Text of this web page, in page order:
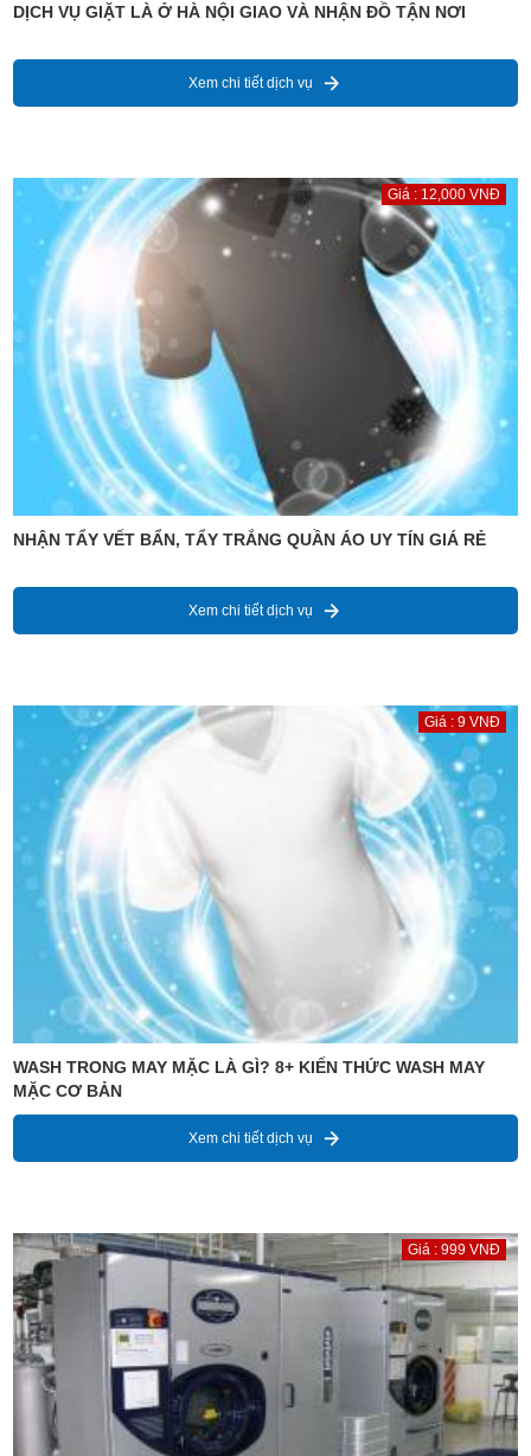
DỊCH VỤ GIẶT LÀ Ở HÀ NỘI GIAO VÀ NHẬN ĐỒ TẬN NƠI
Xem chi tiết dịch vụ
Giá : 12,000 VNĐ
NHẬN TẨY VẾT BẨN, TẨY TRẮNG QUẦN ÁO UY TÍN GIÁ RẺ
Xem chi tiết dịch vụ
Giá : 9 VNĐ
WASH TRONG MAY MẶC LÀ GÌ? 8+ KIẾN THỨC WASH MAY
MẶC CƠ BẢN
Xem chi tiết dịch vụ
Giá : 999 VNĐ